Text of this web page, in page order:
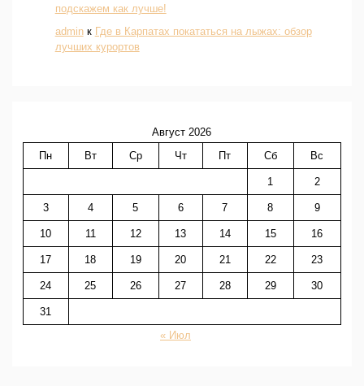
подскажем как лучше!
adminк Где в Карпатах покататься на лыжах: обзор
лучших курортов
Август 2026
Пн
Вт Ср Чт Пт Сб Вс
1 2
3 4 5 6 7 8 9
10 11 12 13 14 15 16
17 18 19 20 21 22 23
24 25 26 27 28 29 30
31
« Июл